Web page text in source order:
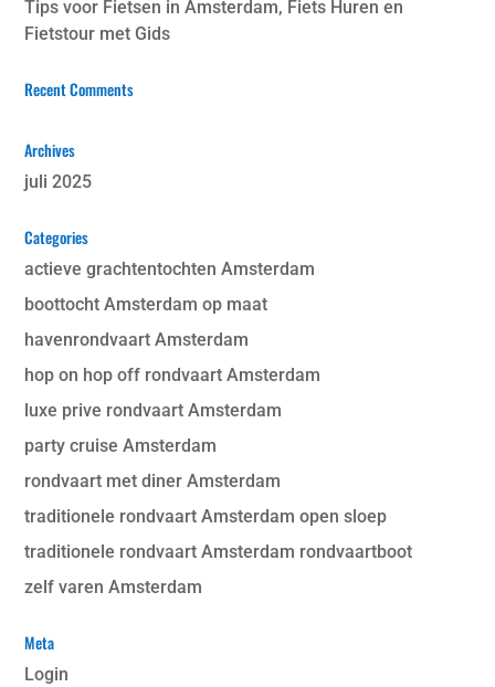
Tips voor Fietsen in Amsterdam, Fiets Huren en
Fietstour met Gids
Recent Comments
Archives
juli 2025
Categories
actieve grachtentochten Amsterdam
boottocht Amsterdam op maat
havenrondvaart Amsterdam
hop on hop off rondvaart Amsterdam
luxe prive rondvaart Amsterdam
party cruise Amsterdam
rondvaart met diner Amsterdam
traditionele rondvaart Amsterdam open sloep
traditionele rondvaart Amsterdam rondvaartboot
zelf varen Amsterdam
Meta
Login